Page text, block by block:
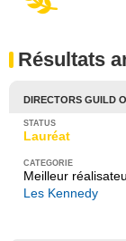
Résultats
DIRECTORS GUILD
Lauréat
Meilleur
Les Kennedy